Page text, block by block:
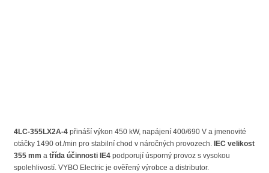
4LC-355LX2A-4 přináší výkon 450 kW, napájení 400/690 V a jmenovité
otáčky 1490 ot./min pro stabilní chod v náročných provozech. IEC velikost
355 mm a třída účinnosti IE4 podporují úsporný provoz s vysokou
spolehlivostí. VYBO Electric je ověřený výrobce a distributor.